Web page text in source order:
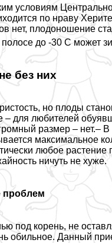
условиям
по нраву
нет, плодоношение
до -30 С может
без них
но плоды
для любителей
размер – нет.–
максимальное
любое растение
ничуть не хуже.
проблем
под корень, не
обильное. Данный